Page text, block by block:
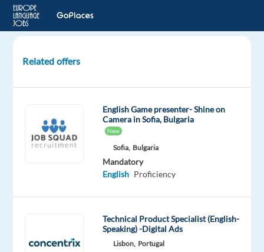
Klantenservice
VALENCIA
Communications
Mother
Advanced
Related offers
English Game presenter- Shine on
Camera in Sofia, Bulgaria
New
Sofia, Bulgaria
Mandatory
English Proficiency
Technical Product Specialist (English-
Speaking) -Digital Ads
Lisbon, Portugal